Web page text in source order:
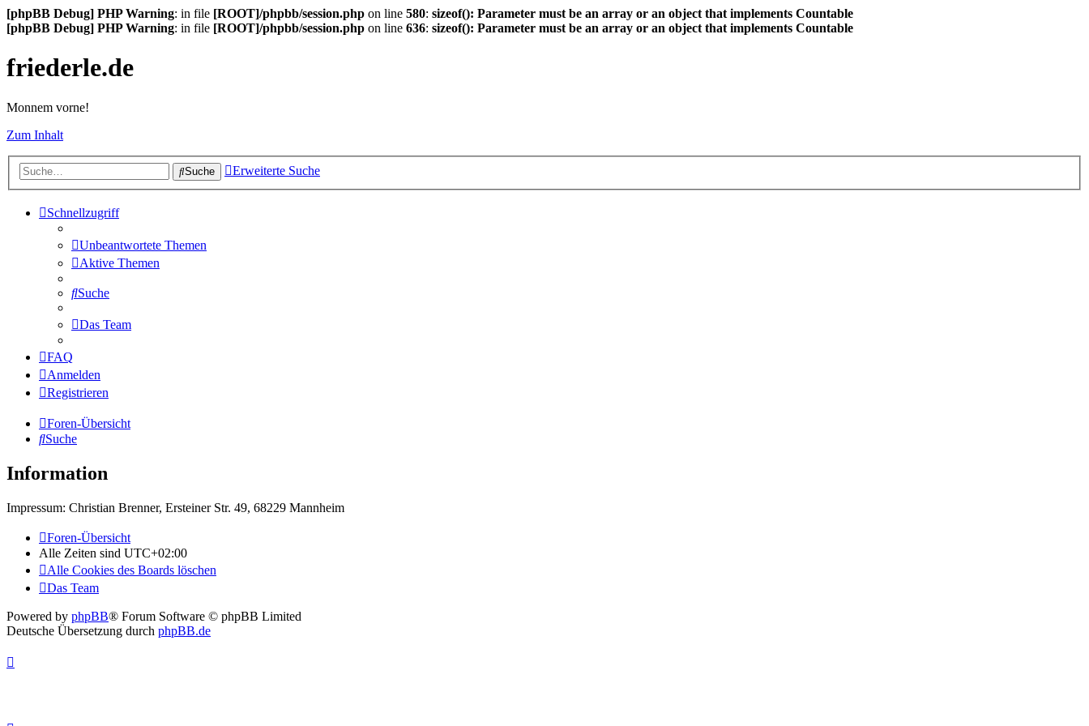
[phpBB Debug] PHP Warning: in file [ROOT]/phpbb/session.php on line 580: sizeof(): Parameter must be an array or an object that implements Countable
[phpBB Debug] PHP Warning: in file [ROOT]/phpbb/session.php on line 636: sizeof(): Parameter must be an array or an object that implements Countable
friederle.de
Monnem vorne!
Zum Inhalt
Suche Erweiterte Suche
Schnellzugriff
Unbeantwortete Themen
Aktive Themen
Suche
Das Team
FAQ
Anmelden
Registrieren
Foren-Übersicht
Suche
Information
Impressum: Christian Brenner, Ersteiner Str. 49, 68229 Mannheim
Foren-Übersicht
Alle Zeiten sind UTC+02:00
Alle Cookies des Boards löschen
Das Team
Powered by phpBB® Forum Software © phpBB Limited
Deutsche Übersetzung durch phpBB.de